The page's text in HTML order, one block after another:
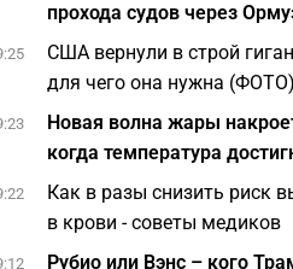
прохода судов через
США вернули в строй
для чего она нужна (ФОТО)
Новая волна жары
когда температура
Как в разы снизить риск
в крови - советы медиков
Рубио или Вэнс – кого